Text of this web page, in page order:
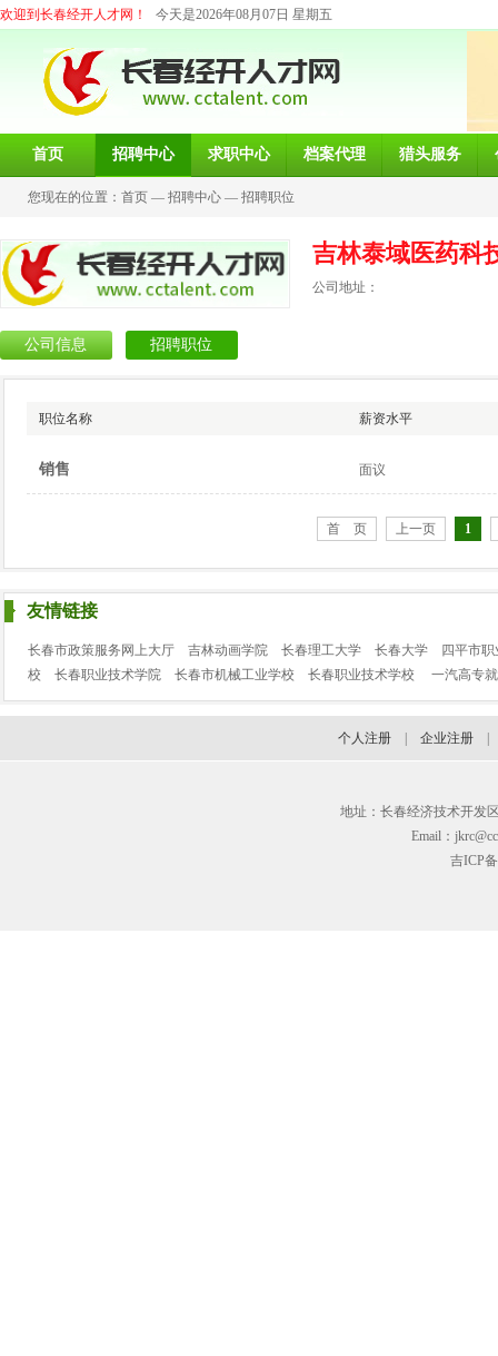
欢迎到长春经开人才网！ 今天是2026年08月07日 星期五
首页 招聘中心 求职中心 档案代理 猎头服务
您现在的位置： 首页 — 招聘中心 — 招聘职位
吉林泰域医药科
公司地址：
公司信息 招聘职位
职位名称 薪资水平
销售 面议
首 页 上一页 1
友情链接
长春市政策服务网上大厅 吉林动画学院 长春理工大学 长春大学
四平市
校
长春职业技术学院 长春市机械工业学校 长春职业技术学校 一汽高专
个人注册 企业注册
地址：长春经济技术开发
Email：
吉ICP